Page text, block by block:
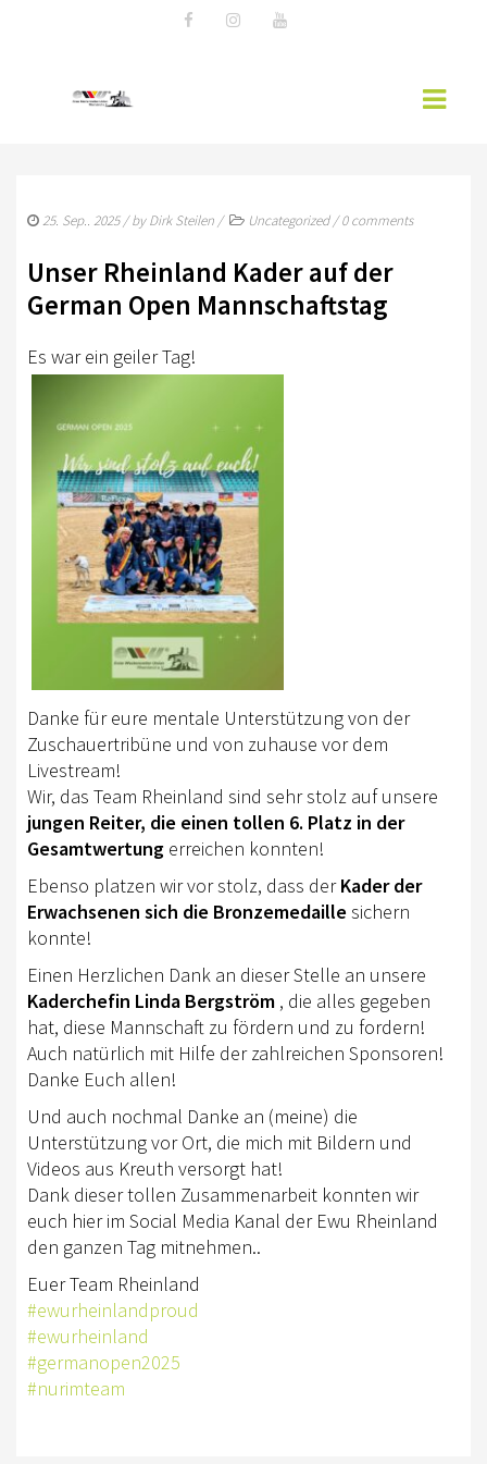
WESTERNREITER ONLINE
MITGLIED WERDEN
VORSTAND RHEINLAND
SPONSOREN
RHEINLAND-KADER 2025
TURNIERSPORT
TURNIERFACHLEUTE
ERGEBNISSE
TROPHY WERTUNG 2026
FREIZEIT
BREITENSPORT
HORSE AND DOG TRAIL
TREFFPUNKTE IM RHEINLAND
AUSBILDUNG
WESTERNREITEN
TRAINERAUSBILDUNG
WESTERN-REITABZEICHEN
AUSBILDUNG TURNIERFACHLEUTE
TERMINE
APO KURSE
KURSE
25. Sep.. 2025/ byDirk Steilen / Uncategorized/0 comments
Unser Rheinland Kader auf der
German Open Mannschaftstag
Es war ein geiler Tag!
Danke für eure mentale Unterstützung von der
Zuschauertribüne und von zuhause vor dem
Livestream!
Wir, das Team Rheinland sind sehr stolz auf unsere
jungen Reiter, die einen tollen 6. Platz in der
Gesamtwertung erreichen konnten!
Ebenso platzen wir vor stolz, dass derKader der
Erwachsenen sich die Bronzemedaille sichern
konnte!
Einen Herzlichen Dank an dieser Stelle an unsere
Kaderchefin Linda Bergström , die alles gegeben
hat, diese Mannschaft zu fördern und zu fordern!
Auch natürlich mit Hilfe der zahlreichen Sponsoren!
Danke Euch allen!
Und auch nochmal Danke an (meine) die
Unterstützung vor Ort, die mich mit Bildern und
Videos aus Kreuth versorgt hat!
Dank dieser tollen Zusammenarbeit konnten wir
euch hier im Social Media Kanal der Ewu Rheinland
den ganzen Tag mitnehmen..
Euer Team Rheinland
#ewurheinlandproud
#ewurheinland
#germanopen2025
#nurimteam